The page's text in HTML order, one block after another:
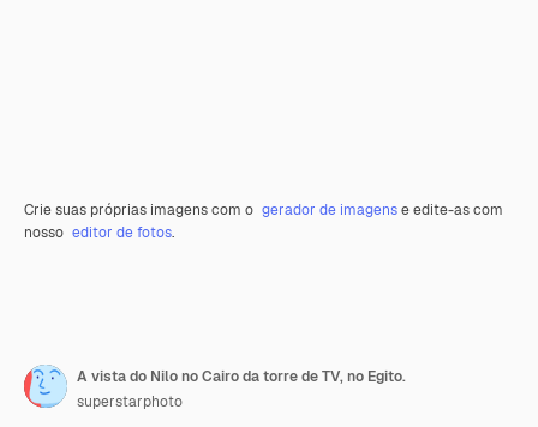
Crie suas próprias imagens com o gerador de imagense edite-as com
nosso editor de fotos.
A vista do Nilo no Cairo da torre de TV, no Egito.
superstarphoto